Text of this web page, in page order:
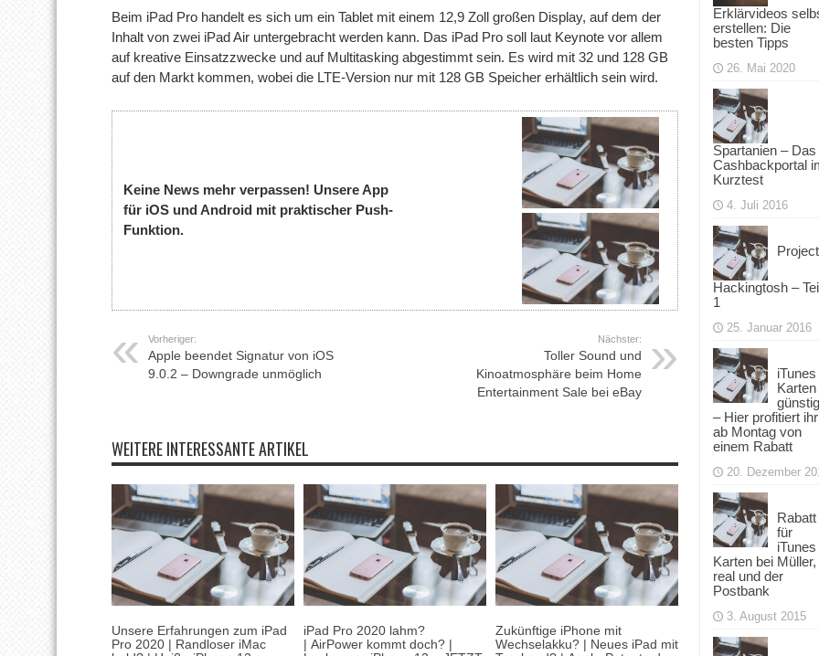
Beim iPad Pro handelt es sich um ein Tablet mit einem 12,9 Zoll großen Display, auf dem der
Inhalt von zwei iPad Air untergebracht werden kann. Das iPad Pro soll laut Keynote vor allem
auf kreative Einsatzzwecke und auf Multitasking abgestimmt sein. Es wird mit 32 und 128 GB
auf den Markt kommen, wobei die LTE-Version nur mit 128 GB Speicher erhältlich sein wird.
Keine News mehr verpassen! Unsere App
für iOS und Android mit praktischer Push-
Funktion.
Vorheriger:
Apple beendet Signatur von iOS
9.0.2 – Downgrade unmöglich
Nächster:
Toller Sound und
Kinoatmosphäre beim Home
Entertainment Sale bei eBay
WEITERE INTERESSANTE ARTIKEL
Unsere Erfahrungen zum iPad
Pro 2020 | Randloser iMac
iPad Pro 2020 lahm?
| AirPower kommt doch? |
Zukünftige iPhone mit
Wechselakku? | Neues iPad mit
Erklärvideos
erstellen: Die
besten Tipps
26. Mai 2020
Spartanien – Das
Cashbackportal
Kurztest
4. Juli 2016
Project
Hackingtosh –
1
25. Januar 2016
iTunes
Karten
– Hier profitiert ihr
ab Montag von
einem Rabatt
20. Dezember
Rabatt
für
iTunes
Karten bei Müller,
real und der
Postbank
3. August 2015